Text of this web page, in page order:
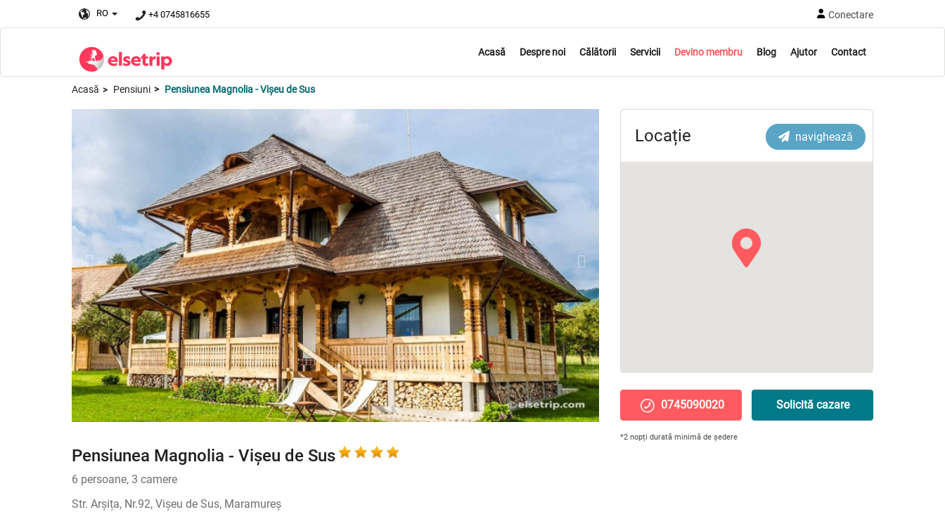
RO +4 0745816655 Conectare
Acasă Despre noi Călătorii Servicii Devino membru Blog Ajutor Contact
Acasă Pensiuni Pensiunea Magnolia - Vișeu de Sus
Locație navighează
0745090020 Solicită cazare
*2 nopți durată minimă de ședere
Pensiunea Magnolia - Vișeu de Sus
6 persoane, 3 camere
Str. Arșița, Nr.92, Vișeu de Sus, Maramureș